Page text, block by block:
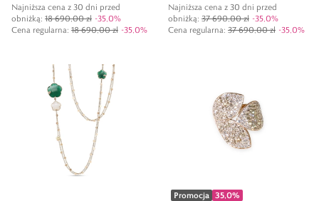
Najniższa cena z 30 dni przed
obniżką: 18 690,00 zł -35,0%
Cena regularna: 18 690,00 zł -35,0%
Najniższa cena z 30 dni przed
obniżką: 37 690,00 zł -35,0%
Cena regularna: 37 690,00 zł -35,0%
Promocja 35,0%